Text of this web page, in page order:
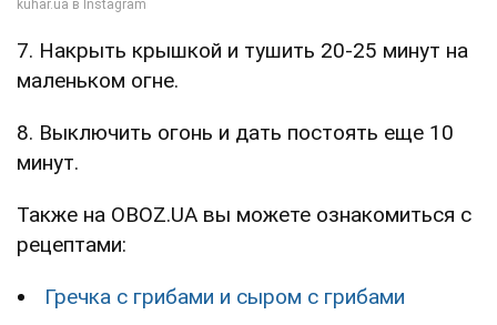
7. Накрыть крышкой и тушить 20-25 минут на
маленьком огне.
8. Выключить огонь и дать постоять еще 10
минут.
Также на OBOZ.UA вы можете ознакомиться с
рецептами:
Гречка с грибами и сыром с грибами